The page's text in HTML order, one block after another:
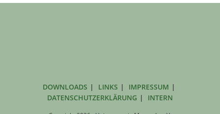
DOWNLOADS LINKS
IMPRESSUM
DATENSCHUTZERKLÄRUNG
INTERN